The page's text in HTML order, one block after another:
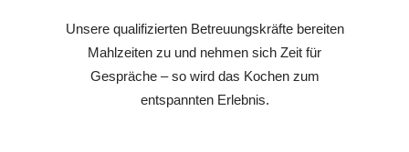
Unsere qualifizierten Betreuungskräfte bereiten
Mahlzeiten zu und nehmen sich Zeit für
Gespräche – so wird das Kochen zum
entspannten Erlebnis.